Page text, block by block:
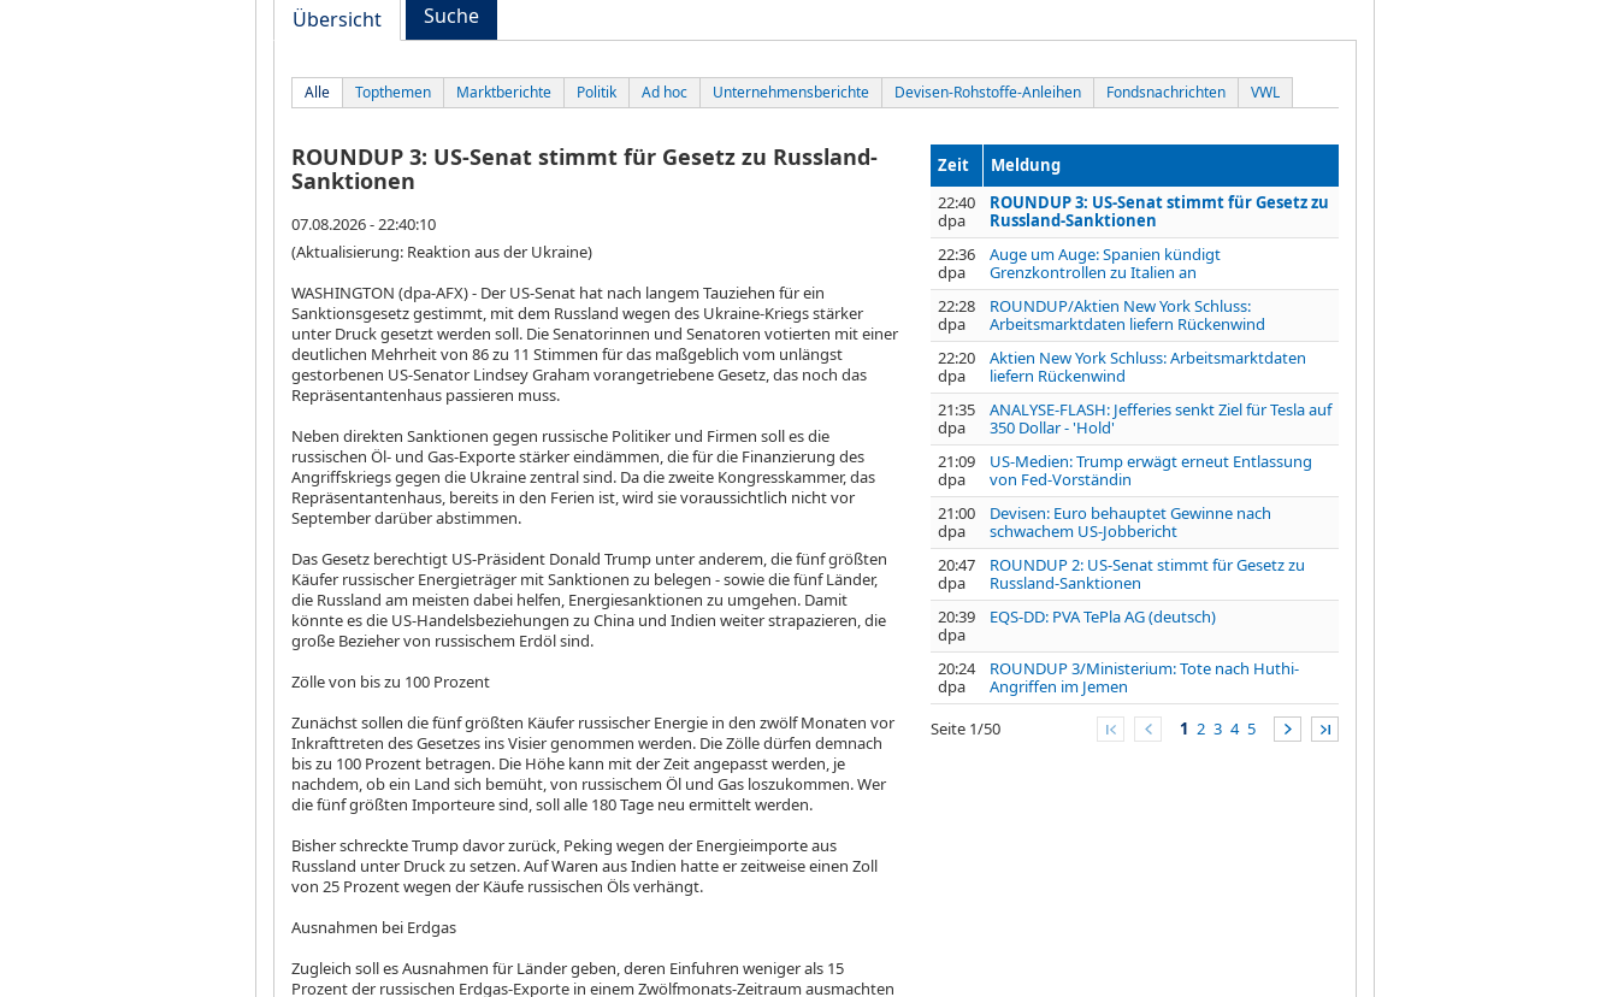
Übersicht Suche
Alle Topthemen Marktberichte Politik Ad hoc Unternehmensberichte Devisen-Rohstoffe-Anleihen Fondsnachrichten VWL
ROUNDUP 3: US-Senat stimmt für Gesetz zu Russland-
Sanktionen
07.08.2026 - 22:40:10
(Aktualisierung: Reaktion aus der Ukraine)
WASHINGTON (dpa-AFX) - Der US-Senat hat nach langem Tauziehen für ein
Sanktionsgesetz gestimmt, mit dem Russland wegen des Ukraine-Kriegs stärker
unter Druck gesetzt werden soll. Die Senatorinnen und Senatoren votierten mit einer
deutlichen Mehrheit von 86 zu 11 Stimmen für das maßgeblich vom unlängst
gestorbenen US-Senator Lindsey Graham vorangetriebene Gesetz, das noch das
Repräsentantenhaus passieren muss.
Neben direkten Sanktionen gegen russische Politiker und Firmen soll es die
russischen Öl- und Gas-Exporte stärker eindämmen, die für die Finanzierung des
Angriffskriegs gegen die Ukraine zentral sind. Da die zweite Kongresskammer, das
Repräsentantenhaus, bereits in den Ferien ist, wird sie voraussichtlich nicht vor
September darüber abstimmen.
Das Gesetz berechtigt US-Präsident Donald Trump unter anderem, die fünf größten
Käufer russischer Energieträger mit Sanktionen zu belegen - sowie die fünf Länder,
die Russland am meisten dabei helfen, Energiesanktionen zu umgehen. Damit
könnte es die US-Handelsbeziehungen zu China und Indien weiter strapazieren, die
große Bezieher von russischem Erdöl sind.
Zölle von bis zu 100 Prozent
Zunächst sollen die fünf größten Käufer russischer Energie in den zwölf Monaten vor
Inkrafttreten des Gesetzes ins Visier genommen werden. Die Zölle dürfen demnach
bis zu 100 Prozent betragen. Die Höhe kann mit der Zeit angepasst werden, je
nachdem, ob ein Land sich bemüht, von russischem Öl und Gas loszukommen. Wer
die fünf größten Importeure sind, soll alle 180 Tage neu ermittelt werden.
Bisher schreckte Trump davor zurück, Peking wegen der Energieimporte aus
Russland unter Druck zu setzen. Auf Waren aus Indien hatte er zeitweise einen Zoll
von 25 Prozent wegen der Käufe russischen Öls verhängt.
Ausnahmen bei Erdgas
Zugleich soll es Ausnahmen für Länder geben, deren Einfuhren weniger als 15
Prozent der russischen Erdgas-Exporte in einem Zwölfmonats-Zeitraum ausmachten
Zeit
Meldung
22:40
dpa
ROUNDUP 3: US-Senat stimmt für Gesetz zu
Russland-Sanktionen
22:36
dpa
Auge um Auge: Spanien kündigt
Grenzkontrollen zu Italien an
22:28
dpa
ROUNDUP/Aktien New York Schluss:
Arbeitsmarktdaten liefern Rückenwind
22:20
dpa
Aktien New York Schluss: Arbeitsmarktdaten
liefern Rückenwind
21:35
dpa
ANALYSE-FLASH: Jefferies senkt Ziel für Tesla auf
350 Dollar - 'Hold'
21:09
dpa
US-Medien: Trump erwägt erneut Entlassung
von Fed-Vorständin
21:00
dpa
Devisen: Euro behauptet Gewinne nach
schwachem US-Jobbericht
20:47
dpa
ROUNDUP 2: US-Senat stimmt für Gesetz zu
Russland-Sanktionen
20:39
dpa
EQS-DD: PVA TePla AG (deutsch)
20:24
dpa
ROUNDUP 3/Ministerium: Tote nach Huthi-
Angriffen im Jemen
Seite 1/50 1 2 3 4 5